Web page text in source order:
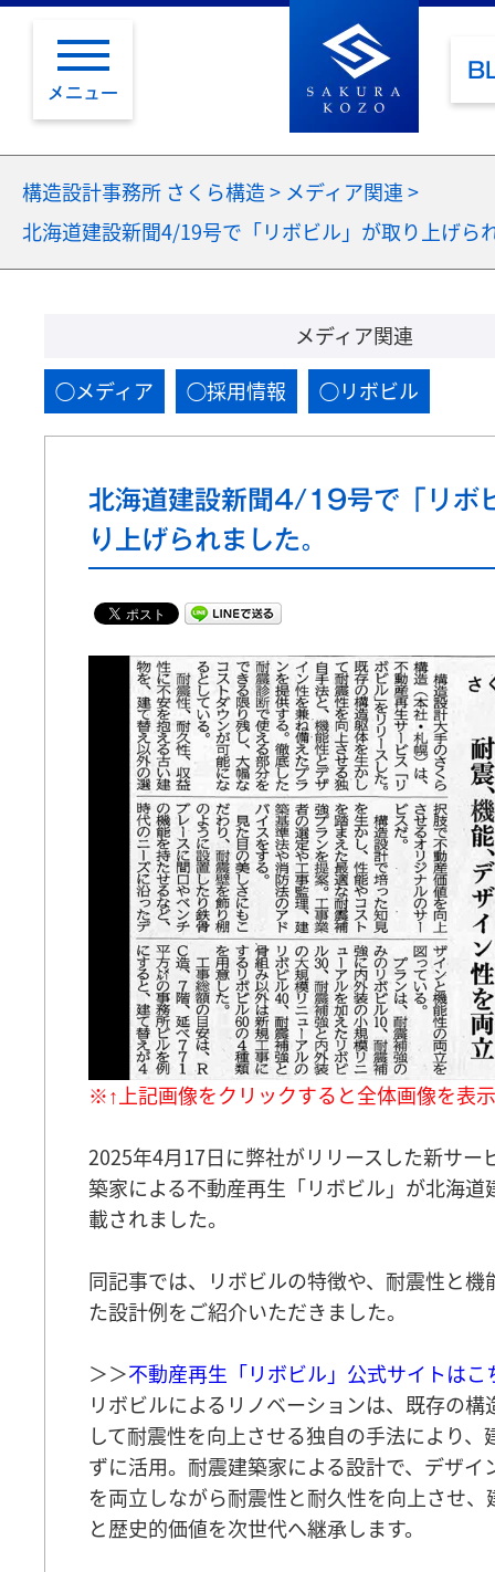
メニュー
構造設計事務所 さくら構造> メディア関連>
北海道建設新聞4/19号で「リボビル」が取り上げら
メディア関連
メディア
採用情報 リボビル
北海道建設新聞4/19号で「リボ
り上げられました。
※↑上記画像をクリックすると全体画像を表
2025年4月17日に弊社がリリースした新サー
築家による不動産再生「リボビル」が北海道
載されました。
同記事では、リボビルの特徴や、耐震性と機
た設計例をご紹介いただきました。
＞＞不動産再生「リボビル」公式サイトはこ
リボビルによるリノベーションは、既存の構
して耐震性を向上させる独自の手法により、
ずに活用。耐震建築家による設計で、デザイ
を両立しながら耐震性と耐久性を向上させ、
と歴史的価値を次世代へ継承します。